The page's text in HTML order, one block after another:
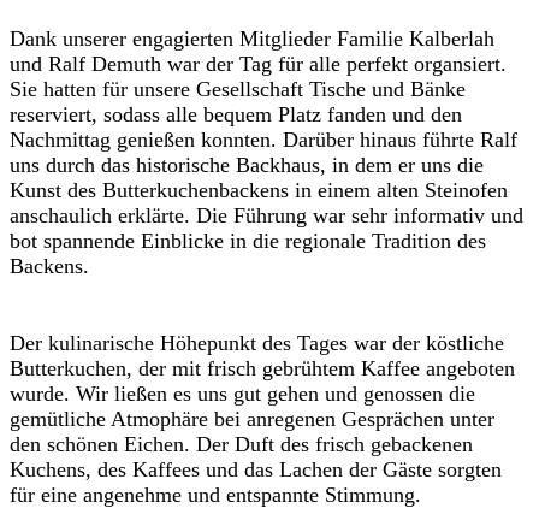
Dank unserer engagierten Mitglieder Familie Kalberlah
und Ralf Demuth war der Tag für alle perfekt organsiert.
Sie hatten für unsere Gesellschaft Tische und Bänke
reserviert, sodass alle bequem Platz fanden und den
Nachmittag genießen konnten. Darüber hinaus führte Ralf
uns durch das historische Backhaus, in dem er uns die
Kunst des Butterkuchenbackens in einem alten Steinofen
anschaulich erklärte. Die Führung war sehr informativ und
bot spannende Einblicke in die regionale Tradition des
Backens.
Der kulinarische Höhepunkt des Tages war der köstliche
Butterkuchen, der mit frisch gebrühtem Kaffee angeboten
wurde. Wir ließen es uns gut gehen und genossen die
gemütliche Atmophäre bei anregenen Gesprächen unter
den schönen Eichen. Der Duft des frisch gebackenen
Kuchens, des Kaffees und das Lachen der Gäste sorgten
für eine angenehme und entspannte Stimmung.